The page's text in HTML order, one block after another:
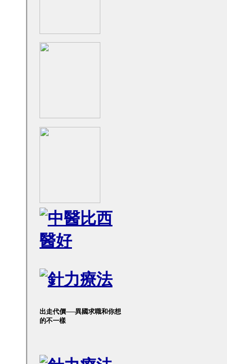
出走代價──異國求職和你想
的不一樣